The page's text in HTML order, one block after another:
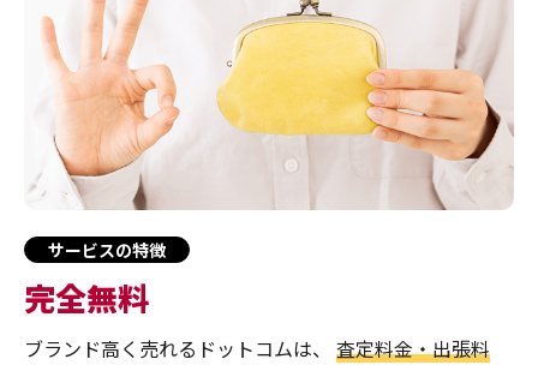
サービスの特徴
完全無料
ブランド高く売れるドットコムは、 査定料金・出張料